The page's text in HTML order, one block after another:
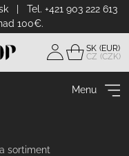
| Tel. +421 903 222 613
100€.
Prihlásiť
SK
CZ
Menu
sortiment